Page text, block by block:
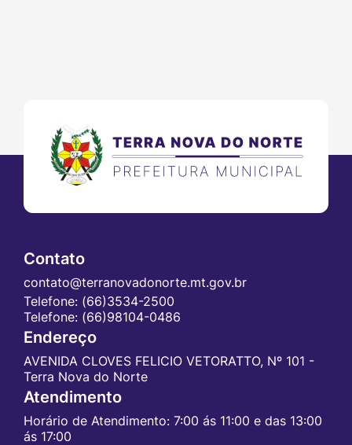
Contato
contato@terranovadonorte.mt.gov.br
Telefone: (66)3534-2500
Telefone: (66)98104-0486
Endereço
AVENIDA CLOVES FELICIO VETORATTO, Nº 101 -
Terra Nova do Norte
Atendimento
Horário de Atendimento: 7:00 ás 11:00 e das 13:00
ás 17:00